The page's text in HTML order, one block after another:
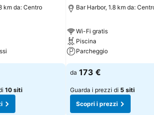
km da: Centro
10 siti
Bar Harbor, 1.8 km da:
Wi-Fi gratis
Piscina
Parcheggio
da 173 €
Guarda i prezzi di 5 siti
Scopri i prezzi